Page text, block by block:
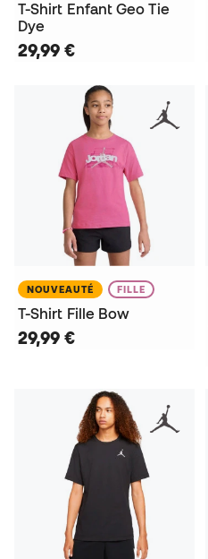
T-Shirt Enfant Geo Tie
Dye
29,99 €
NOUVEAUTÉ FILLE
T-Shirt Fille Bow
29,99 €